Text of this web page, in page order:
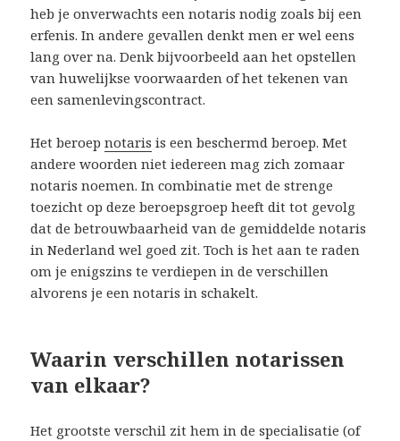
heb je onverwachts een notaris nodig zoals bij een
erfenis. In andere gevallen denkt men er wel eens
lang over na. Denk bijvoorbeeld aan het opstellen
van huwelijkse voorwaarden of het tekenen van
een samenlevingscontract.
Het beroepnotaris is een beschermd beroep. Met
andere woorden niet iedereen mag zich zomaar
notaris noemen. In combinatie met de strenge
toezicht op deze beroepsgroep heeft dit tot gevolg
dat de betrouwbaarheid van de gemiddelde notaris
in Nederland wel goed zit. Toch is het aan te raden
om je enigszins te verdiepen in de verschillen
alvorens je een notaris in schakelt.
Waarin verschillen notarissen
van elkaar?
Het grootste verschil zit hem in de specialisatie (of